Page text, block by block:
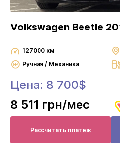
Volkswagen Beetle
127000 км
Ручная / Механика
Цена: 8 700$
8 511 грн/мес
Рассчитать платеж